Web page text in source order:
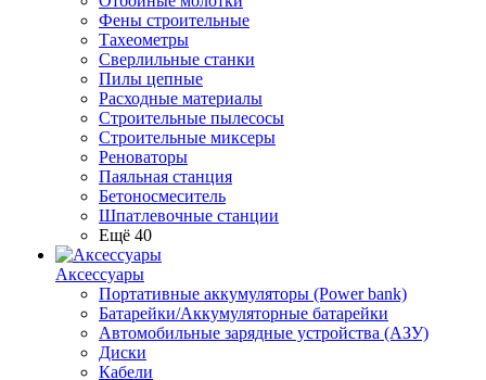
Фены строительные
Тахеометры
Сверлильные станки
Пилы цепные
Расходные материалы
Строительные пылесосы
Строительные миксеры
Реноваторы
Паяльная станция
Бетоносмеситель
Шпатлевочные станции
Ещё 40
Аксессуары
Портативные аккумуляторы (Power bank)
Батарейки/Аккумуляторные батарейки
Автомобильные зарядные устройства (АЗУ)
Диски
Кабели